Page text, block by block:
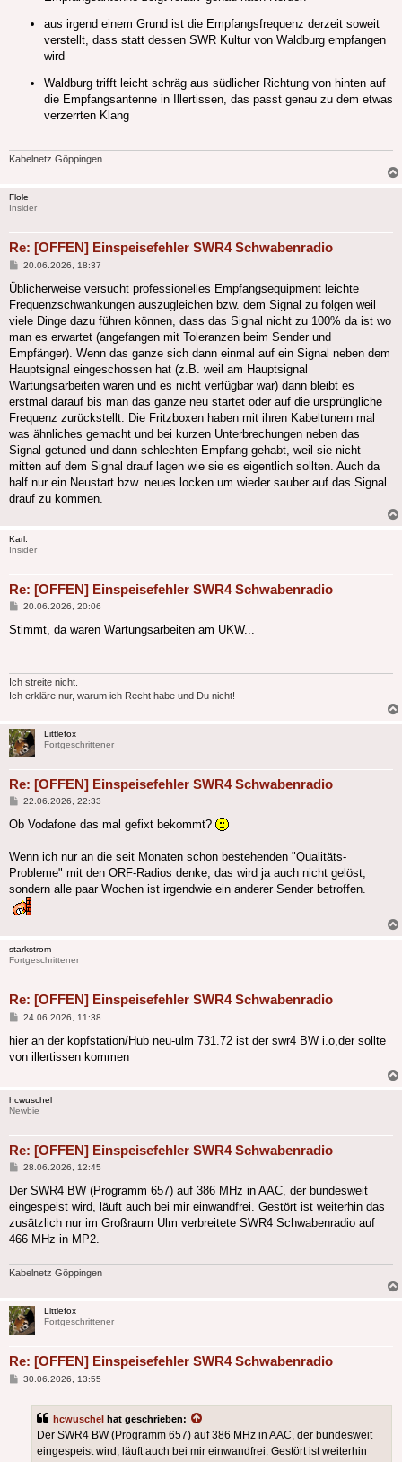
aus irgend einem Grund ist die Empfangsfrequenz derzeit soweit
verstellt, dass statt dessen SWR Kultur von Waldburg empfangen
wird
Waldburg trifft leicht schräg aus südlicher Richtung von hinten auf
die Empfangsantenne in Illertissen, das passt genau zu dem etwas
verzerrten Klang
Kabelnetz Göppingen
Flole
Insider
Re: [OFFEN] Einspeisefehler SWR4 Schwabenradio
Beitrag
20.06.2026, 18:37
Üblicherweise versucht professionelles Empfangsequipment leichte
Frequenzschwankungen auszugleichen bzw. dem Signal zu folgen weil
viele Dinge dazu führen können, dass das Signal nicht zu 100% da ist wo
man es erwartet (angefangen mit Toleranzen beim Sender und
Empfänger). Wenn das ganze sich dann einmal auf ein Signal neben dem
Hauptsignal eingeschossen hat (z.B. weil am Hauptsignal
Wartungsarbeiten waren und es nicht verfügbar war) dann bleibt es
erstmal darauf bis man das ganze neu startet oder auf die ursprüngliche
Frequenz zurückstellt. Die Fritzboxen haben mit ihren Kabeltunern mal
was ähnliches gemacht und bei kurzen Unterbrechungen neben das
Signal getuned und dann schlechten Empfang gehabt, weil sie nicht
mitten auf dem Signal drauf lagen wie sie es eigentlich sollten. Auch da
half nur ein Neustart bzw. neues locken um wieder sauber auf das Signal
drauf zu kommen.
Karl.
Insider
Re: [OFFEN] Einspeisefehler SWR4 Schwabenradio
Beitrag
20.06.2026, 20:06
Stimmt, da waren Wartungsarbeiten am UKW...
Ich streite nicht.
Ich erkläre nur, warum ich Recht habe und Du nicht!
Littlefox
Fortgeschrittener
Re: [OFFEN] Einspeisefehler SWR4 Schwabenradio
Beitrag
22.06.2026, 22:33
Ob Vodafone das mal gefixt bekommt?
Wenn ich nur an die seit Monaten schon bestehenden "Qualitäts-
Probleme" mit den ORF-Radios denke, das wird ja auch nicht gelöst,
sondern alle paar Wochen ist irgendwie ein anderer Sender betroffen.
starkstrom
Fortgeschrittener
Re: [OFFEN] Einspeisefehler SWR4 Schwabenradio
Beitrag
24.06.2026, 11:38
hier an der kopfstation/Hub neu-ulm 731.72 ist der swr4 BW i.o,der sollte
von illertissen kommen
hcwuschel
Newbie
Re: [OFFEN] Einspeisefehler SWR4 Schwabenradio
Beitrag
28.06.2026, 12:45
Der SWR4 BW (Programm 657) auf 386 MHz in AAC, der bundesweit
eingespeist wird, läuft auch bei mir einwandfrei. Gestört ist weiterhin das
zusätzlich nur im Großraum Ulm verbreitete SWR4 Schwabenradio auf
466 MHz in MP2.
Kabelnetz Göppingen
Littlefox
Fortgeschrittener
Re: [OFFEN] Einspeisefehler SWR4 Schwabenradio
Beitrag
30.06.2026, 13:55
hcwuschel hat geschrieben:
Der SWR4 BW (Programm 657) auf 386 MHz in AAC, der bundesweit
eingespeist wird, läuft auch bei mir einwandfrei. Gestört ist weiterhin